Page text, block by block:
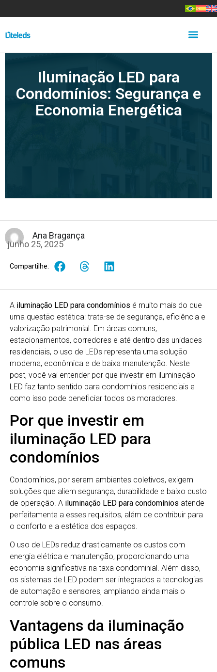
Iluminação LED para
Condomínios: Segurança e
Economia Energética
Ana Bragança
junho 25, 2025
Compartilhe:
A iluminação LED para condomínios é muito mais do que
uma questão estética: trata-se de segurança, eficiência e
valorização patrimonial. Em áreas comuns,
estacionamentos, corredores e até dentro das unidades
residenciais, o uso de LEDs representa uma solução
moderna, econômica e de baixa manutenção. Neste
post, você vai entender por que investir em iluminação
LED faz tanto sentido para condomínios residenciais e
como isso pode beneficiar todos os moradores.
Por que investir em
iluminação LED para
condomínios
Condomínios, por serem ambientes coletivos, exigem
soluções que aliem segurança, durabilidade e baixo custo
de operação. A iluminação LED para condomínios atende
perfeitamente a esses requisitos, além de contribuir para
o conforto e a estética dos espaços.
O uso de LEDs reduz drasticamente os custos com
energia elétrica e manutenção, proporcionando uma
economia significativa na taxa condominial. Além disso,
os sistemas de LED podem ser integrados a tecnologias
de automação e sensores, ampliando ainda mais o
controle sobre o consumo.
Vantagens da iluminação
pública LED nas áreas
comuns